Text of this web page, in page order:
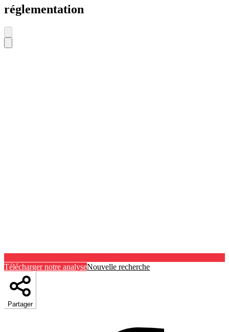
réglementation
Télécharger notre analyseNouvelle recherche
Partager